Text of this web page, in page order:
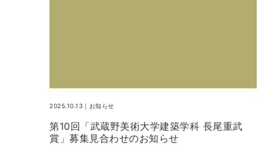
2025.10.13｜ お知らせ
第10回「武蔵野美術大学建築学科 長尾重武
賞」募集見合わせのお知らせ